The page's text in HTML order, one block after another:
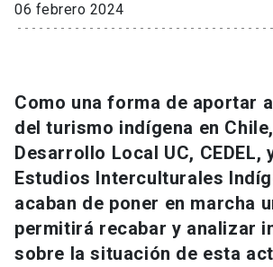
Extensión
Universidad
Información para keyboard_arrow_down
Futuros estudiantes
Estudiantes
Go to english site launch
ACCESOS DIRECTOS
06 febrero 2024
Como una forma de aportar
del turismo indígena en
Desarrollo Local UC, CEDEL,
Estudios Interculturales
acaban de poner en marcha
permitirá recabar y analizar
sobre la situación de esta